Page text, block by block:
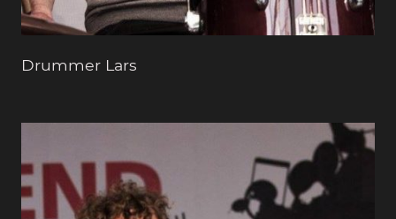
Drummer Lars